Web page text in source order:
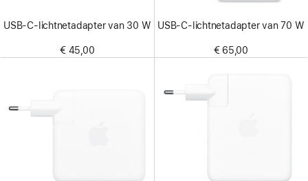
USB‑C-lichtnetadapter van 30 W
€ 45,00
USB‑C-lichtnetadapter van 70 W
€ 65,00